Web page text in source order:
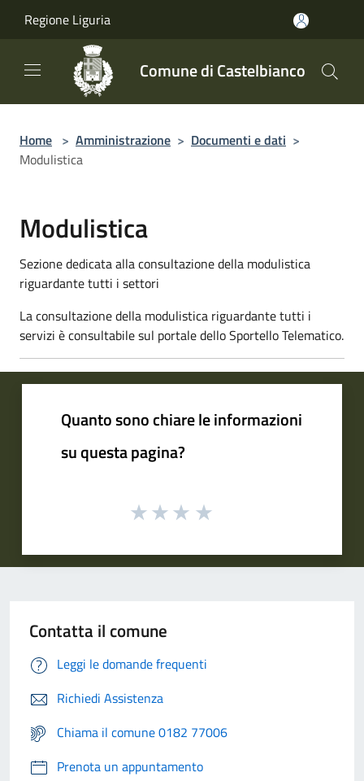
Regione Liguria
Comune di Castelbianco
Home > Amministrazione > Documenti e dati >
Modulistica
Modulistica
Sezione dedicata alla consultazione della modulistica
riguardante tutti i settori
La consultazione della modulistica riguardante tutti i
servizi è consultabile sul portale dello Sportello Telematico.
Quanto sono chiare le informazioni
su questa pagina?
Contatta il comune
Leggi le domande frequenti
Richiedi Assistenza
Chiama il comune 0182 77006
Prenota un appuntamento